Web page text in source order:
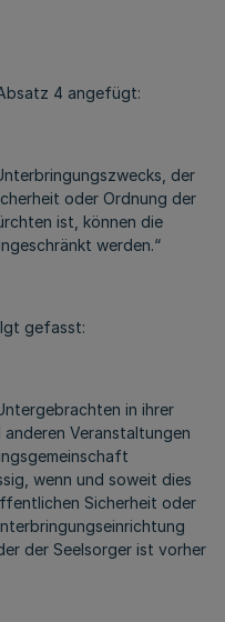
4 angefügt:
der
oder Ordnung der
ist, können die
werden.“
gefasst:
in ihrer
Veranstaltungen
wenn und soweit dies
Sicherheit oder
der Seelsorger ist vorher